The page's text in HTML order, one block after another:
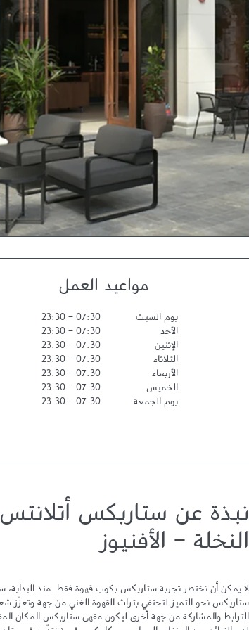
مواعيد العمل
يوم السبت 07:30
-
23:30
الأحد
07:30
-
23:30
الإثنين
07:30
-
23:30
الثلاثاء
07:30
-
23:30
الأربعاء
07:30
-
23:30
الخميس
07:30
-
23:30
يوم الجمعة
07:30
-
23:30
نبذة عن ستاربكس أتلانتس
النخلة - الأفنيوز